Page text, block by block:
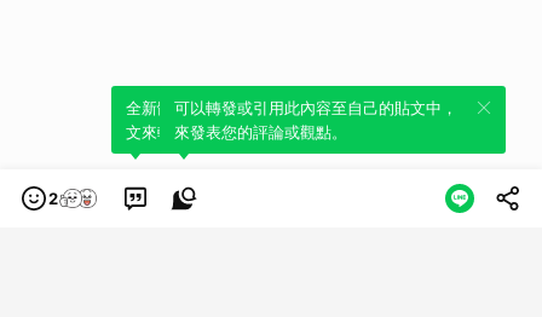
2
全新體驗！一鍵引用此內容，透過發布貼
文來輕鬆表達個人立場。
可以轉發或引用此內容至自己的貼文中，
來發表您的評論或觀點。